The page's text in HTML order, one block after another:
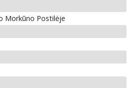
Morkūno Postilėje